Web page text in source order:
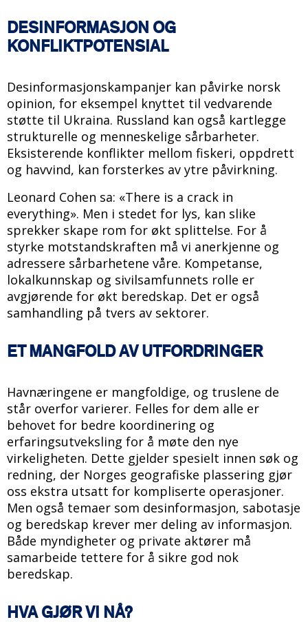
DESINFORMASJON OG
KONFLIKTPOTENSIAL
Desinformasjonskampanjer kan påvirke norsk
opinion, for eksempel knyttet til vedvarende
støtte til Ukraina. Russland kan også kartlegge
strukturelle og menneskelige sårbarheter.
Eksisterende konflikter mellom fiskeri, oppdrett
og havvind, kan forsterkes av ytre påvirkning.
Leonard Cohen sa: «There is a crack in
everything». Men i stedet for lys, kan slike
sprekker skape rom for økt splittelse. For å
styrke motstandskraften må vi anerkjenne og
adressere sårbarhetene våre. Kompetanse,
lokalkunnskap og sivilsamfunnets rolle er
avgjørende for økt beredskap. Det er også
samhandling på tvers av sektorer.
ET MANGFOLD AV UTFORDRINGER
Havnæringene er mangfoldige, og truslene de
står overfor varierer. Felles for dem alle er
behovet for bedre koordinering og
erfaringsutveksling for å møte den nye
virkeligheten. Dette gjelder spesielt innen søk og
redning, der Norges geografiske plassering gjør
oss ekstra utsatt for kompliserte operasjoner.
Men også temaer som desinformasjon, sabotasje
og beredskap krever mer deling av informasjon.
Både myndigheter og private aktører må
samarbeide tettere for å sikre god nok
beredskap.
HVA GJØR VI NÅ?